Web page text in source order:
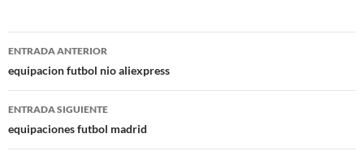
Navegación
de
entradas
ENTRADA ANTERIOR
equipacion futbol nio aliexpress
ENTRADA SIGUIENTE
equipaciones futbol madrid